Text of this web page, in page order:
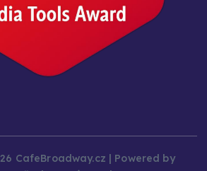
CafeBroadway.cz | Powered by